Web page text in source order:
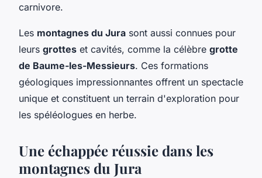
carnivore.
Les montagnes du Jura sont aussi connues pour
leurs grottes et cavités, comme la célèbre grotte
de Baume-les-Messieurs. Ces formations
géologiques impressionnantes offrent un spectacle
unique et constituent un terrain d'exploration pour
les spéléologues en herbe.
Une échappée réussie dans les
montagnes du Jura